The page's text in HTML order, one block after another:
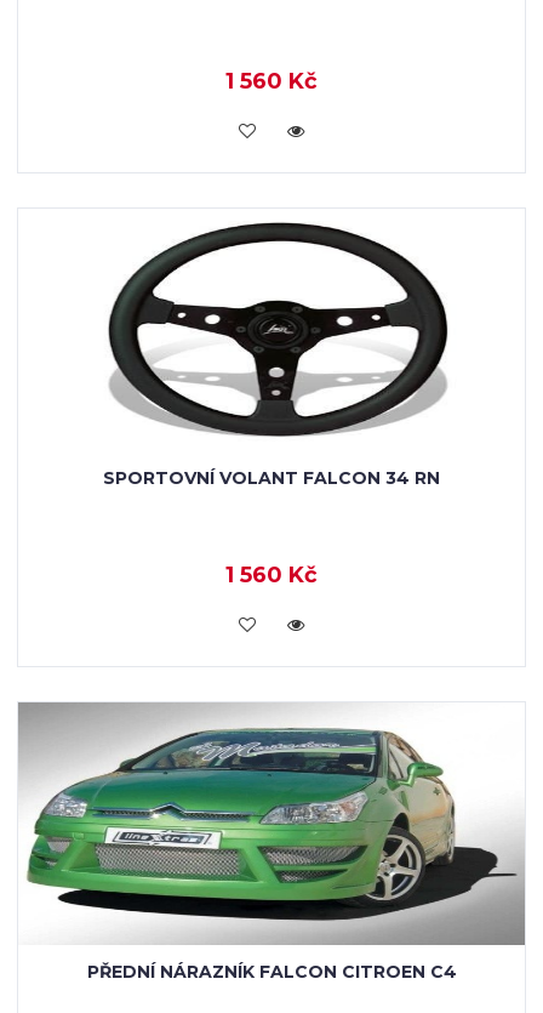
1 560 Kč
KOUPIT
SPORTOVNÍ VOLANT FALCON 34 RN
1 560 Kč
KOUPIT
PŘEDNÍ NÁRAZNÍK FALCON CITROEN C4